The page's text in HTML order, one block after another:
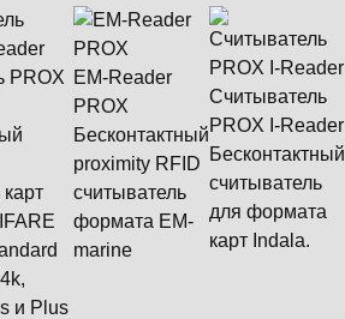
PROX
и Plus
EM-Reader
PROX
Бесконтактный
proximity RFID
считыватель
формата ЕМ-
marine
Считыватель
PROX I-Reader
Бесконтактный
считыватель
для формата
карт Indala.